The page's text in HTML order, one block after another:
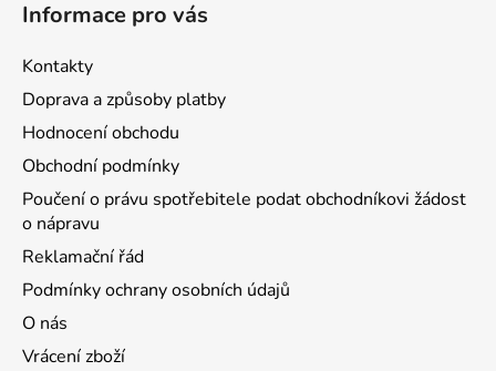
Informace pro vás
Kontakty
Doprava a způsoby platby
Hodnocení obchodu
Obchodní podmínky
Poučení o právu spotřebitele podat obchodníkovi žádost
o nápravu
Reklamační řád
Podmínky ochrany osobních údajů
O nás
Vrácení zboží